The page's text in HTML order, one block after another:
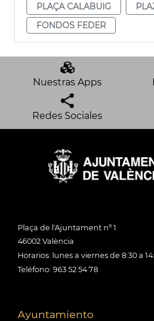
PLAÇA CALABUIG
FONDOS FEDER
Nuestras Apps
Redes Sociales
Plaça de l'Ajuntament nº 1
46002 València
Horarios: lunes a viernes de 8:30 a
Teléfono: 963 52 54 78
Ayuntamiento